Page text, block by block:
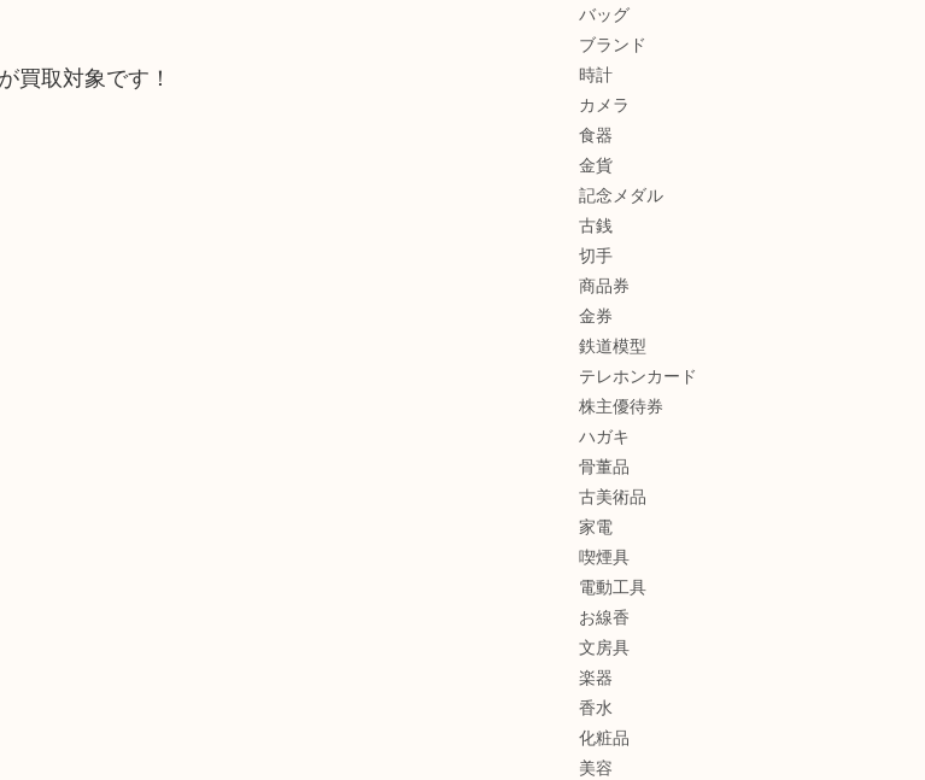
買取対象です！
バッグ
ブランド
時計
カメラ
食器
金貨
記念メダル
古銭
切手
商品券
金券
鉄道模型
テレホンカード
株主優待券
ハガキ
骨董品
古美術品
家電
喫煙具
電動工具
お線香
文房具
楽器
香水
化粧品
美容